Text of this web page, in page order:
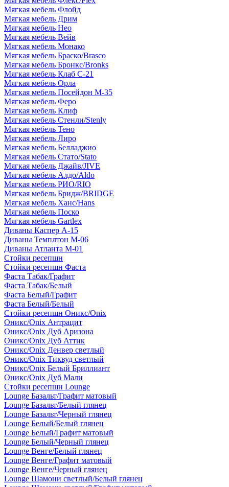
Мягкая мебель Флойд
Мягкая мебель Дрим
Мягкая мебель Нео
Мягкая мебель Вейв
Мягкая мебель Монако
Мягкая мебель Браско/Brasco
Мягкая мебель Бронкс/Bronks
Мягкая мебель Клаб С-21
Мягкая мебель Орла
Мягкая мебель Посейдон М-35
Мягкая мебель Феро
Мягкая мебель Клиф
Мягкая мебель Стенли/Stenly
Мягкая мебель Тено
Мягкая мебель Лиро
Мягкая мебель Белладжио
Мягкая мебель Стато/Stato
Мягкая мебель Джайв/JIVE
Мягкая мебель Алдо/Aldo
Мягкая мебель РИО/RIO
Мягкая мебель Бридж/BRIDGE
Мягкая мебель Ханс/Hans
Мягкая мебель Поско
Мягкая мебель Gartlex
Диваны Каспер А-15
Диваны Темплтон М-06
Диваны Атланта М-01
Стойки ресепшн
Стойки ресепшн Фаста
Фаста Табак/Графит
Фаста Табак/Белый
Фаста Белый/Графит
Фаста Белый/Белый
Стойки ресепшн Оникс/Onix
Оникс/Onix Антрацит
Оникс/Onix Дуб Аризона
Оникс/Onix Дуб Аттик
Оникс/Onix Денвер светлый
Оникс/Onix Тиквуд светлый
Оникс/Onix Белый Бриллиант
Оникс/Onix Дуб Мали
Стойки ресепшн Lounge
Lounge Базальт/Графит матовый
Lounge Базальт/Белый глянец
Lounge Базальт/Черный глянец
Lounge Белый/Белый глянец
Lounge Белый/Графит матовый
Lounge Белый/Черный глянец
Lounge Венге/Белый глянец
Lounge Венге/Графит матовый
Lounge Венге/Черный глянец
Lounge Шамони светлый/Белый глянец